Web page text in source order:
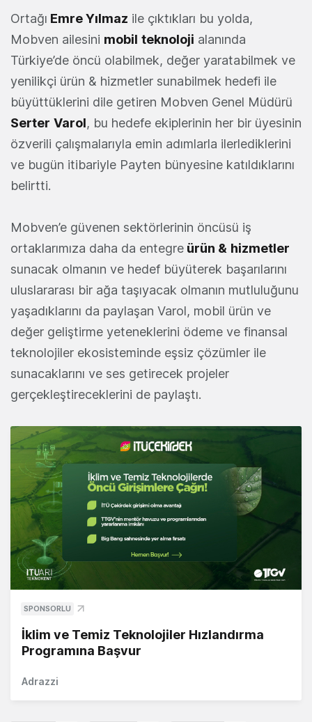
Ortağı Emre Yılmaz ile çıktıkları bu yolda,
Mobven ailesini mobil teknoloji alanında
Türkiye’de öncü olabilmek, değer yaratabilmek ve
yenilikçi ürün & hizmetler sunabilmek hedefi ile
büyüttüklerini dile getiren Mobven Genel Müdürü
Serter Varol, bu hedefe ekiplerinin her bir üyesinin
özverili çalışmalarıyla emin adımlarla ilerlediklerini
ve bugün itibariyle Payten bünyesine katıldıklarını
belirtti.
Mobven’e güvenen sektörlerinin öncüsü iş
ortaklarımıza daha da entegre ürün & hizmetler
sunacak olmanın ve hedef büyüterek başarılarını
uluslararası bir ağa taşıyacak olmanın mutluluğunu
yaşadıklarını da paylaşan Varol, mobil ürün ve
değer geliştirme yeteneklerini ödeme ve finansal
teknolojiler ekosisteminde eşsiz çözümler ile
sunacaklarını ve ses getirecek projeler
gerçekleştireceklerini de paylaştı.
SPONSORLU
İklim ve Temiz Teknolojiler Hızlandırma
Programına Başvur
Adrazzi